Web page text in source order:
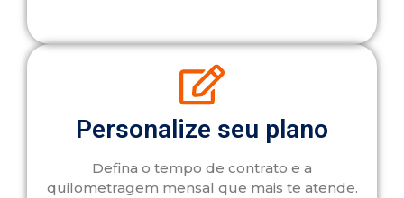
Personalize seu plano
Defina o tempo de contrato e a
quilometragem mensal que mais te atende.